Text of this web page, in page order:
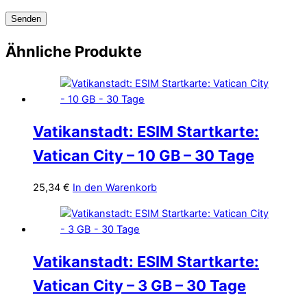
Ähnliche Produkte
Vatikanstadt: ESIM Startkarte:
Vatican City – 10 GB – 30 Tage
25,34 € In den Warenkorb
Vatikanstadt: ESIM Startkarte:
Vatican City – 3 GB – 30 Tage